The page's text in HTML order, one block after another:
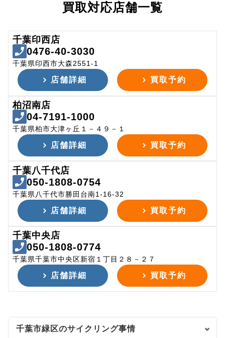
買取対応店舗一覧
千葉印西店
0476-40-3030
千葉県印西市大森2551-1
店舗詳細 買取予約
柏沼南店
04-7191-1000
千葉県柏市大津ヶ丘１－４９－１
店舗詳細 買取予約
千葉八千代店
050-1808-0754
千葉県八千代市勝田台南1-16-32
店舗詳細 買取予約
千葉中央店
050-1808-0774
千葉県千葉市中央区新宿１丁目２８－２７
店舗詳細 買取予約
千葉市緑区のサイクリング事情